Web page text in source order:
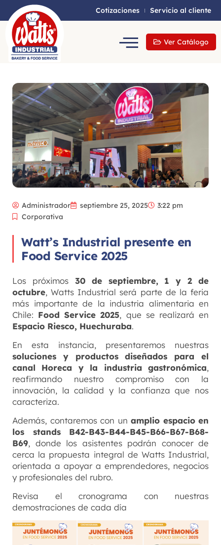
Cotizaciones Servicio al cliente
Ver Catálogo
Administrador septiembre 25, 2025
3:22 pm
Corporativa
Watt’s Industrial presente en
Food Service 2025
Los próximos 30 de septiembre, 1 y 2 de
octubre, Watts Industrial será parte de la feria
más importante de la industria alimentaria en
Chile: Food Service 2025, que se realizará en
Espacio Riesco, Huechuraba.
En esta instancia, presentaremos nuestras
soluciones y productos diseñados para el
canal Horeca y la industria gastronómica,
reafirmando nuestro compromiso con la
innovación, la calidad y la confianza que nos
caracteriza.
Además, contaremos con un amplio espacio en
los stands B42-B43-B44-B45-B66-B67-B68-
B69, donde los asistentes podrán conocer de
cerca la propuesta integral de Watts Industrial,
orientada a apoyar a emprendedores, negocios
y profesionales del rubro.
Revisa el cronograma con nuestras
demostraciones de cada día